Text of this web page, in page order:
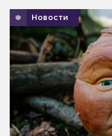
Новости